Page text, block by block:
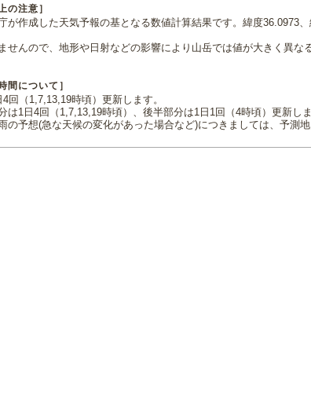
の注意］
が作成した天気予報の基となる数値計算結果です。緯度36.0973
せんので、地形や日射などの影響により山岳では値が大きく異な
間について］
回（1,7,13,19時頃）更新します。
は1日4回（1,7,13,19時頃）、後半部分は1日1回（4時頃）更新しま
の予想(急な天候の変化があった場合など)につきましては、予測地